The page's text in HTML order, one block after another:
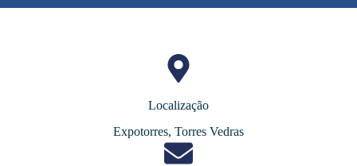
Localização
Expotorres, Torres Vedras